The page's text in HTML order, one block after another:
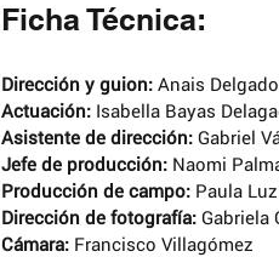
Ficha Técnica:
Dirección y guion: Anais Delgado
Actuación: Isabella Bayas
Asistente de dirección: Gabriel
Jefe de producción: Naomi
Producción de campo: Paula
Dirección de fotografía: Gabriela
Cámara: Francisco Villagómez